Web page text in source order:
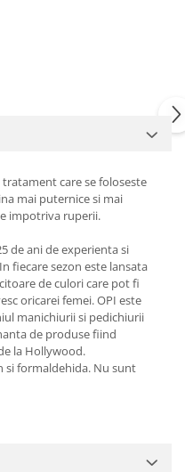
care se foloseste
mai puternice si mai
impotriva ruperii.
de ani de experienta si
fiecare sezon este lansata
de culori care pot fi
oricarei femei. OPI este
manichiurii si pedichiurii
de produse fiind
la Hollywood.
si formaldehida. Nu sunt